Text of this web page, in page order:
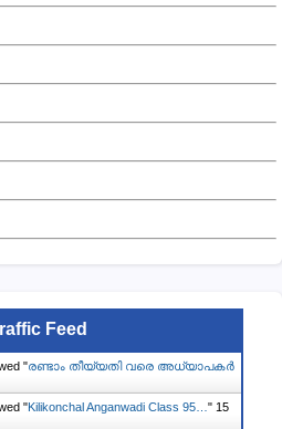
Feed
"രണ്ടാം തീയ്യതി വരെ അധ്യാപകർ
"Kilikonchal Anganwadi Class 95… " 15